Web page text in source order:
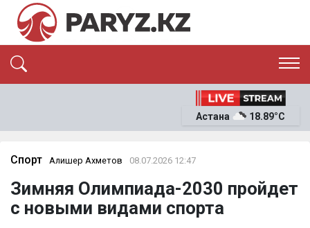
ЭКОНОМИКА
ОҚИҒА
News
Астана 18.89°C
Спорт Алишер Ахметов 08.07.2026 12:47
Зимняя Олимпиада-2030 пройдет
с новыми видами спорта